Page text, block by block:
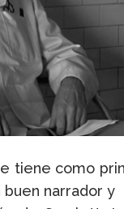
tiene como
buen narrador